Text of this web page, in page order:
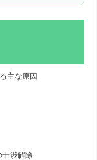
主な原因
干渉解除